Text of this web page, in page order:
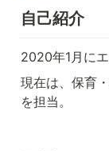
自己紹介
2020年1月に
現在は、保育
を担当。